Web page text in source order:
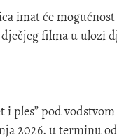
imat će
filma u ulozi
i ples” pod
2026. u terminu